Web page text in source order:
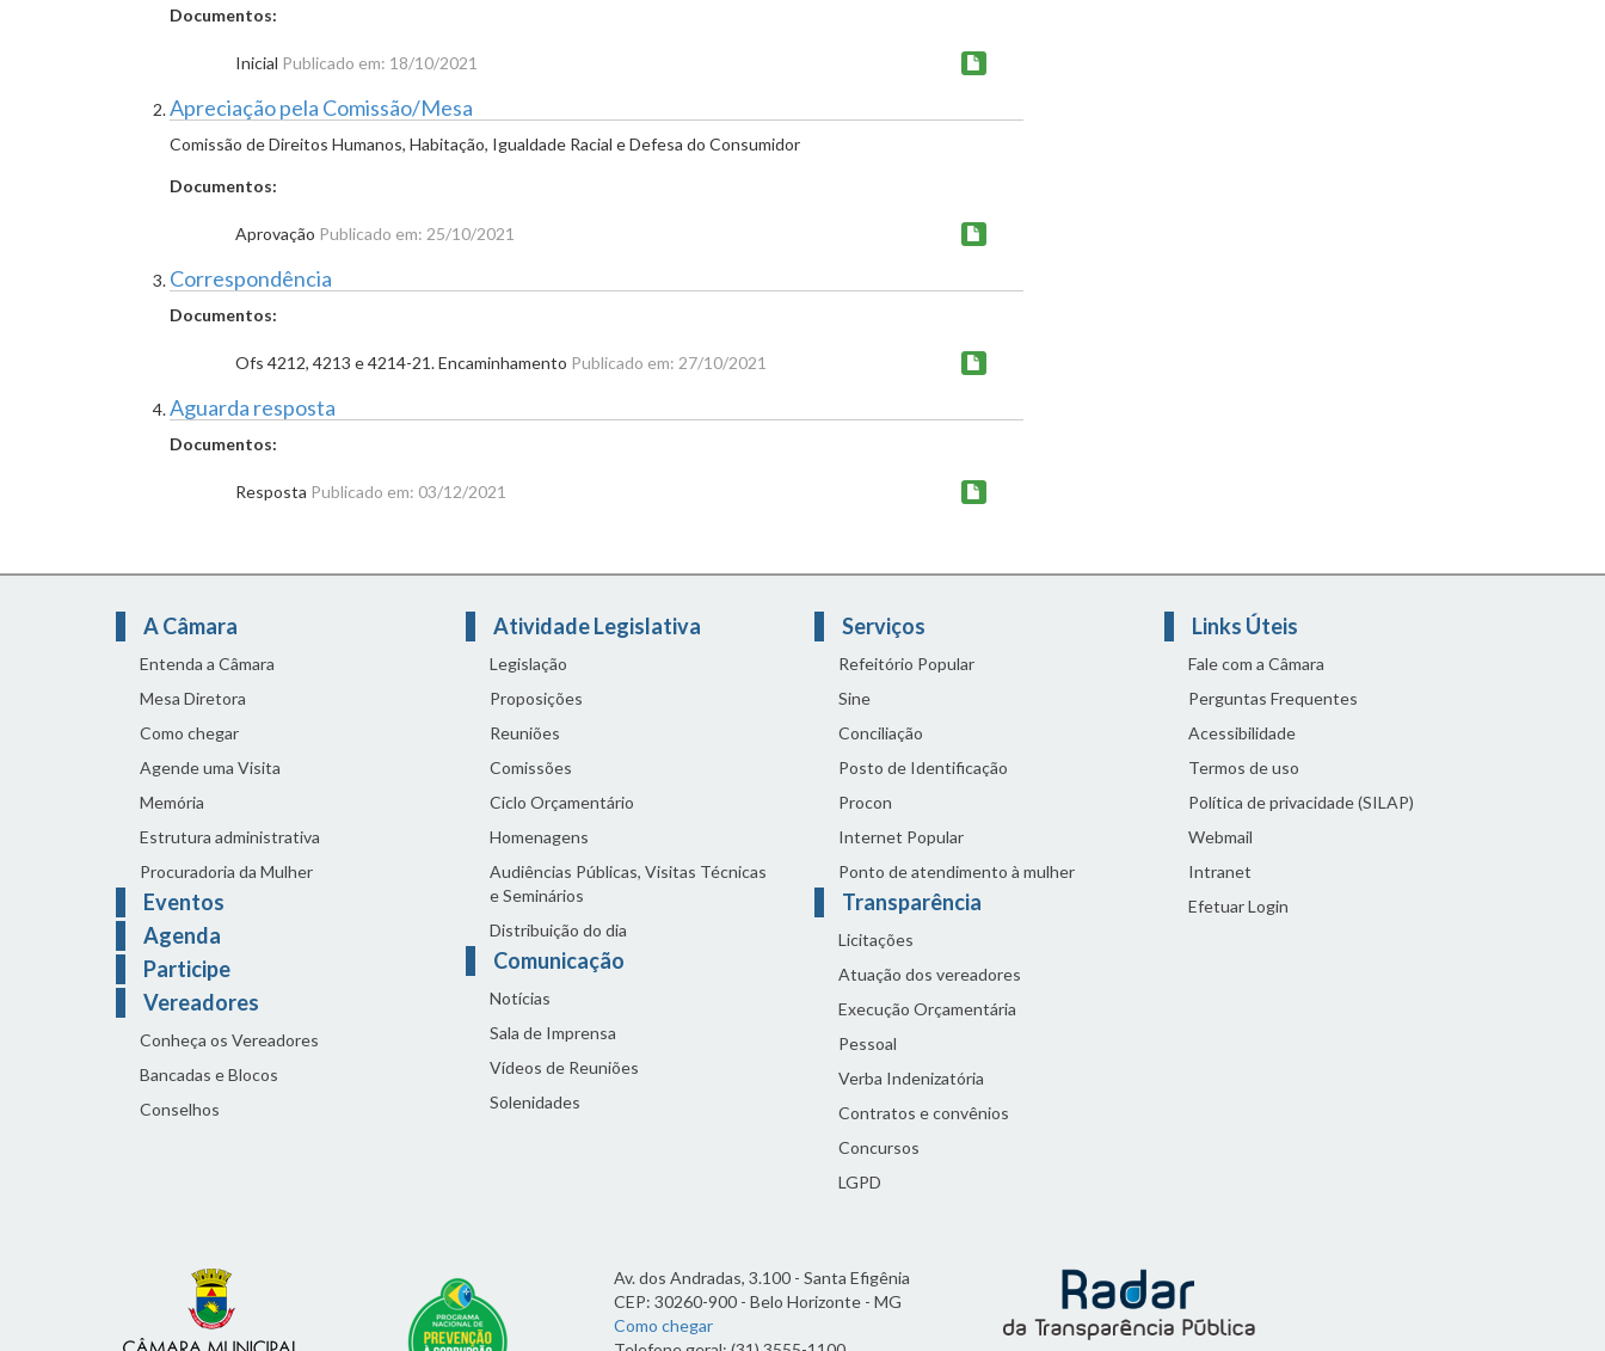
Documentos:
Inicial Publicado em: 18/10/2021
Apreciação pela Comissão/Mesa
Comissão de Direitos Humanos, Habitação, Igualdade Racial e Defesa do Consumidor
Documentos:
Aprovação Publicado em: 25/10/2021
Correspondência
Documentos:
Ofs 4212, 4213 e 4214-21. Encaminhamento Publicado em: 27/10/2021
Aguarda resposta
Documentos:
Resposta Publicado em: 03/12/2021
A Câmara
Entenda a Câmara
Mesa Diretora
Como chegar
Agende uma Visita
Memória
Estrutura administrativa
Procuradoria da Mulher
Eventos
Agenda
Participe
Vereadores
Conheça os Vereadores
Bancadas e Blocos
Conselhos
Atividade Legislativa
Legislação
Proposições
Reuniões
Comissões
Ciclo Orçamentário
Homenagens
Audiências Públicas, Visitas Técnicas
e Seminários
Distribuição do dia
Comunicação
Notícias
Sala de Imprensa
Vídeos de Reuniões
Solenidades
Serviços
Refeitório Popular
Sine
Conciliação
Posto de Identificação
Procon
Internet Popular
Ponto de atendimento à mulher
Transparência
Licitações
Atuação dos vereadores
Execução Orçamentária
Pessoal
Verba Indenizatória
Contratos e convênios
Concursos
LGPD
Links Úteis
Fale com a Câmara
Perguntas Frequentes
Acessibilidade
Termos de uso
Política de privacidade (SILAP)
Webmail
Intranet
Efetuar Login
Av. dos Andradas, 3.100 - Santa Efigênia
CEP: 30260-900 - Belo Horizonte - MG
Como chegar